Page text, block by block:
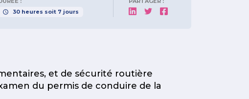
30heures soit 7 jours
et de sécurité routière
du permis de conduire de la